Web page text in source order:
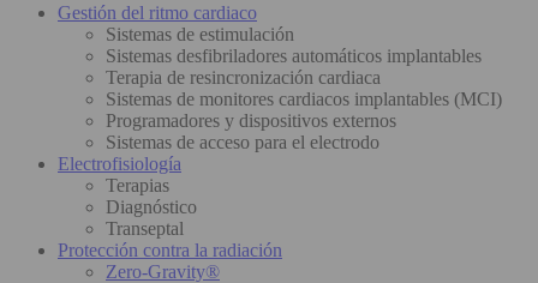
Gestión del ritmo cardiaco
Sistemas de estimulación
Sistemas desfibriladores automáticos implantables
Terapia de resincronización cardiaca
Sistemas de monitores cardiacos implantables (MCI)
Programadores y dispositivos externos
Sistemas de acceso para el electrodo
Electrofisiología
Terapias
Diagnóstico
Transeptal
Protección contra la radiación
Zero-Gravity®